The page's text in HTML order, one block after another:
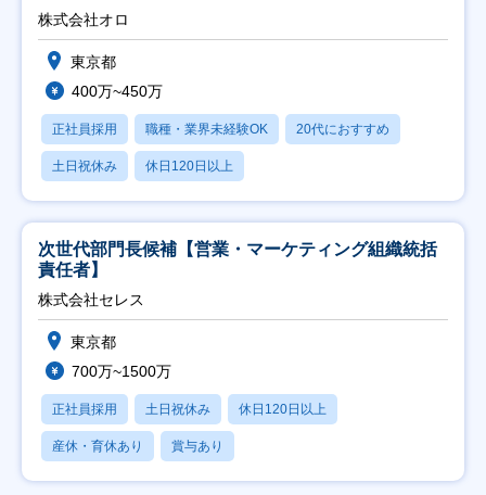
修充実】
株式会社オロ
東京都
400万~450万
正社員採用 職種・業界未経験OK 20代におすすめ
土日祝休み 休日120日以上
次世代部門長候補【営業・マーケティング組織統括
責任者】
株式会社セレス
東京都
700万~1500万
正社員採用 土日祝休み 休日120日以上
産休・育休あり 賞与あり